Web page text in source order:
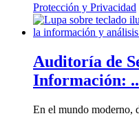
Protección y Privacidad
Auditoría de
Información: ..
En el mundo moderno,